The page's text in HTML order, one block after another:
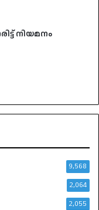
നിയമനം
9,568
2,064
2,055